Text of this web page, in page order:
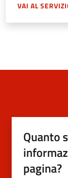
VAI AL
Quanto
pagina?